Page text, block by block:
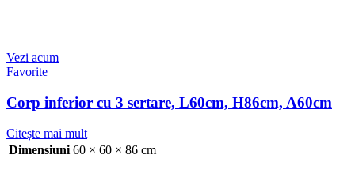
Vezi acum
Favorite
Corp inferior cu 3 sertare, L60cm, H86cm, A60cm
Citește mai mult
Dimensiuni 60 × 60 × 86 cm